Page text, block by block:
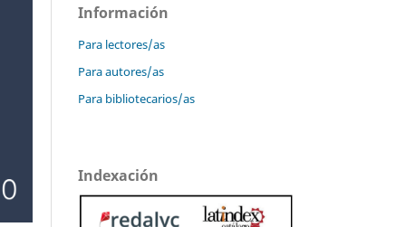
Información
Para lectores/as
Para autores/as
Para bibliotecarios/as
Indexación